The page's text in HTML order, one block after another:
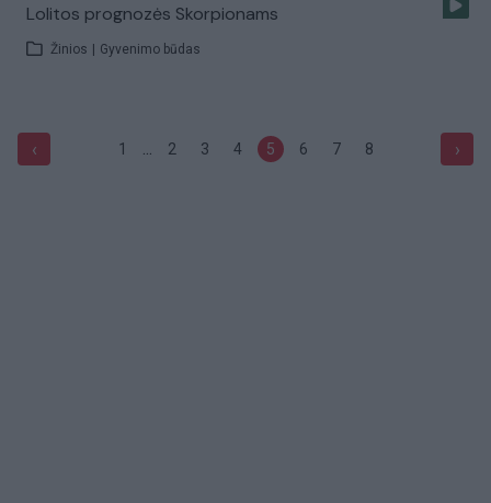
Lolitos prognozės Skorpionams
Žinios Gyvenimo būdas
‹ 1 ... 2 3 4 5 6 7 8 ›